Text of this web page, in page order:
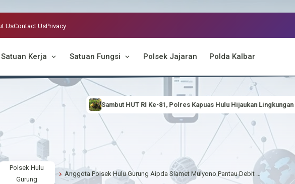
UsContact UsPrivacy
Satuan Kerja Satuan Fungsi Polsek Jajaran Polda Kalbar
Sambut HUT RI Ke-81, Polres Kapuas Hulu Hijaukan Lingkungan Lewat Gerakan "Indonesia ASRI"
Polsek Hulu
Gurung
Anggota Polsek Hulu Gurung Aipda Slamet Mulyono Pantau Debit Air Antisipasi Banjir